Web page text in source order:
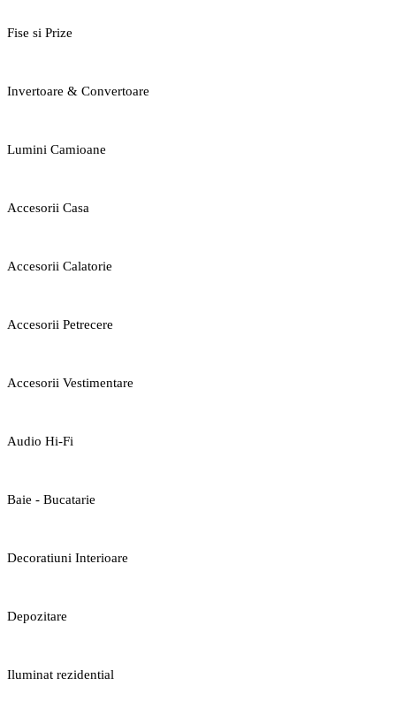
Fise si Prize
Invertoare & Convertoare
Lumini Camioane
Accesorii Casa
Accesorii Calatorie
Accesorii Petrecere
Accesorii Vestimentare
Audio Hi-Fi
Baie - Bucatarie
Decoratiuni Interioare
Depozitare
Iluminat rezidential